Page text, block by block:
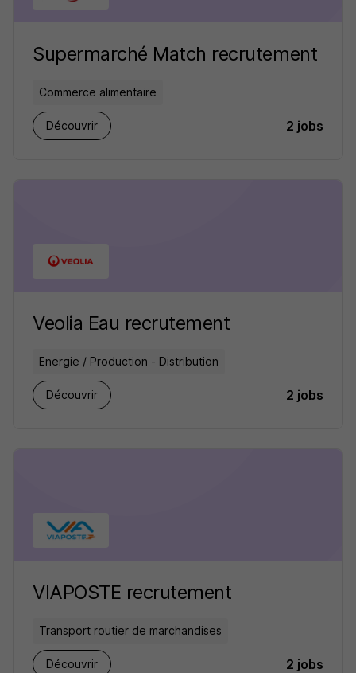
Supermarché Match recrutement
Commerce alimentaire
Découvrir 2 jobs
Veolia Eau recrutement
Energie / Production - Distribution
Découvrir 2 jobs
VIAPOSTE recrutement
Transport routier de marchandises
Découvrir 2 jobs